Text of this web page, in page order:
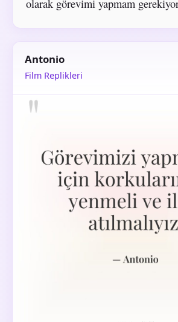
olarak görevimi yapmam
Antonio
Film Replikleri